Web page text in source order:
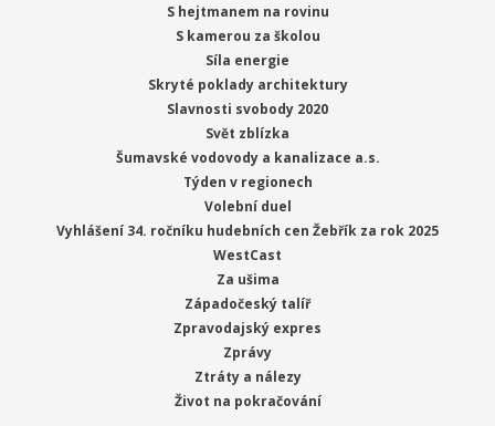
S hejtmanem na rovinu
S kamerou za školou
Síla energie
Skryté poklady architektury
Slavnosti svobody 2020
Svět zblízka
Šumavské vodovody a kanalizace a.s.
Týden v regionech
Volební duel
Vyhlášení 34. ročníku hudebních cen Žebřík za rok 2025
WestCast
Za ušima
Západočeský talíř
Zpravodajský expres
Zprávy
Ztráty a nálezy
Život na pokračování